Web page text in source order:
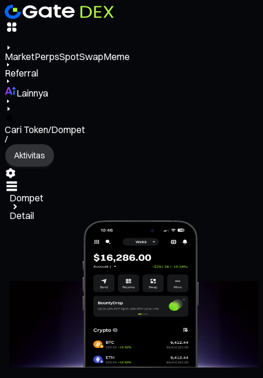
MarketPerpsSpotSwapMeme
Referral
Lainnya
Cari Token/Dompet
/
Aktivitas
Dompet
Detail